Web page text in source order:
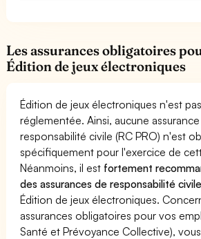
Les assurances obligatoires
Édition de jeux électroniques
Édition de jeux électroniques n'est
réglementée. Ainsi, aucune
responsabilité civile (RC PRO) n'est
spécifiquement pour l'exercice de
Néanmoins, il est fortement
des assurances de responsabilité civile
Édition de jeux électroniques.
assurances obligatoires pour vos
Santé et Prévoyance Collective),